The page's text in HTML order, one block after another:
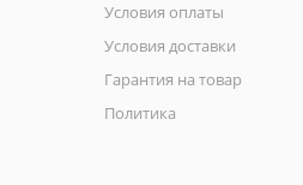
Условия оплаты
Условия доставки
Гарантия на товар
Политика